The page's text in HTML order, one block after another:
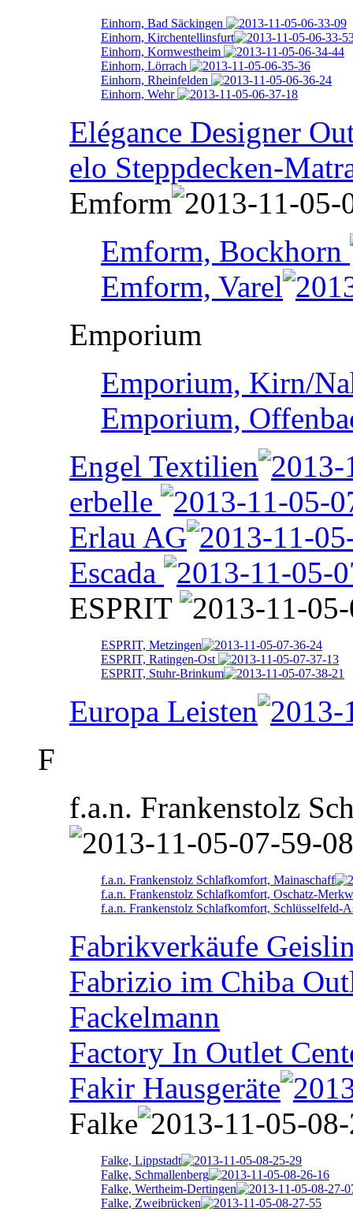
Einhorn, Bad Säckingen
Einhorn, Kirchentellinsfurt
Einhorn, Kornwestheim
Einhorn, Lörrach
Einhorn, Rheinfelden
Einhorn, Wehr
Elégance Designer
elo Steppdecken-
Emform
Emform, Bockhorn
Emform, Varel
Emporium
Emporium, Kirn/
Emporium,
Engel Textilien
erbelle
Erlau AG
Escada
ESPRIT
ESPRIT, Metzingen
ESPRIT, Ratingen-Ost
ESPRIT, Stuhr-Brinkum
Europa Leisten
F
f.a.n. Frankenstolz
f.a.n. Frankenstolz Schlafkomfort, Mainaschaff
f.a.n. Frankenstolz Schlafkomfort, Oschatz-
f.a.n. Frankenstolz Schlafkomfort, Schlüsselfeld-
Fabrikverkäufe
Fabrizio im Chiba
Fackelmann
Factory In Outlet
Fakir Hausgeräte
Falke
Falke, Lippstadt
Falke, Schmallenberg
Falke, Wertheim-Dertingen
Falke, Zweibrücken